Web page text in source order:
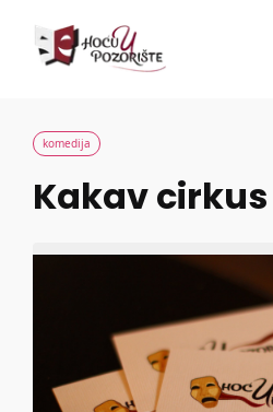
komedija
Kakav cirkus